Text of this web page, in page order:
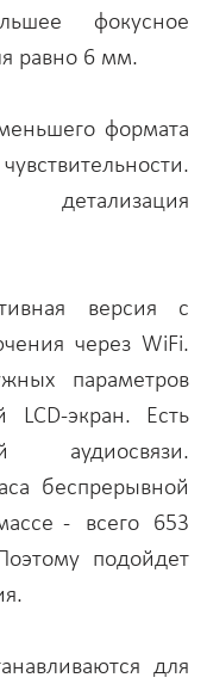
фокусное
равно 6 мм.
формата
детализация
версия с
через WiFi.
параметров
LCD-экран. Есть
аудиосвязи.
беспрерывной
- всего 653
подойдет
для